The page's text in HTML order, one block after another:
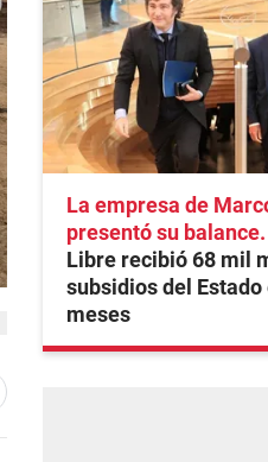
La empresa de
presentó su balance
Libre recibió 68 mil
subsidios del Estado
meses